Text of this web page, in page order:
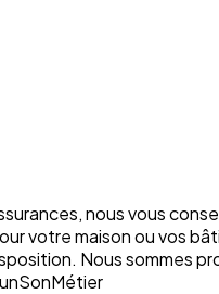
nous vous
votre maison ou vos
Nous sommes